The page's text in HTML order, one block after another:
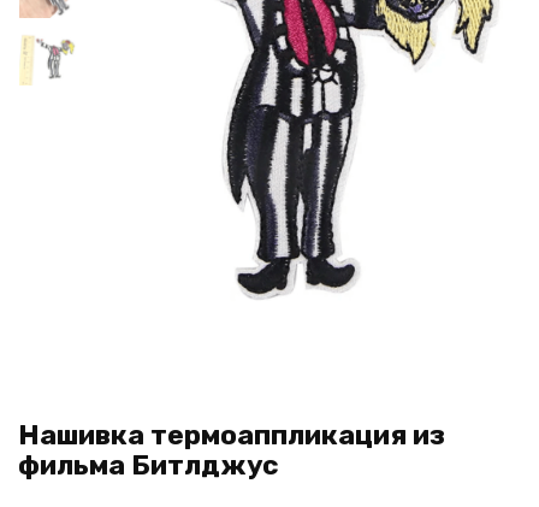
Нашивка термоаппликация из
фильма Битлджус